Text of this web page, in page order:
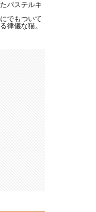
パステルキ
でもついて
律儀な猫。